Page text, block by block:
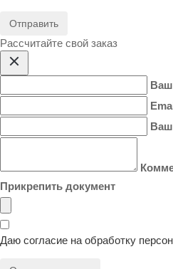
Отправить
Расcчитайте свой заказ
Прикрепить документ
Даю согласие на обработку